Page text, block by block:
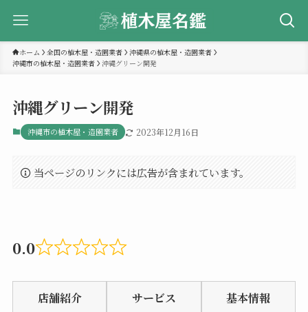
ホーム 全国の植木屋・造園業者
沖縄県の植木屋・造園業者
沖縄市の植木屋・造園業者
沖縄グリーン開発
沖縄グリーン開発
沖縄市の植木屋・造園業者 2023年12月16日
当ページのリンクには広告が含まれています。
0.0
Rated
0.0
out
店舗紹介 サービス 基本情報